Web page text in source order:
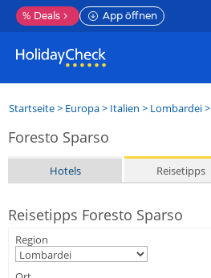
% Deals App öffnen
Startseite> Europa> Italien > Lombardei>
Foresto Sparso
Hotels Reisetipps
Reisetipps Foresto Sparso
Region